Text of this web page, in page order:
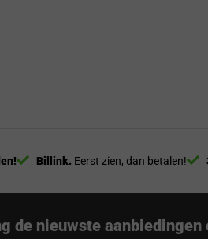
Billink. Eerst zien, dan betalen!
de nieuwste aanbiedingen